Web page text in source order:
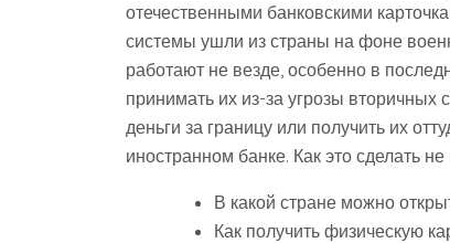
отечественными банковскими
системы ушли из страны на фоне
работают не везде, особенно в
принимать их из-за угрозы вторичных
деньги за границу или получить их
иностранном банке. Как это сделать
В какой стране можно
Как получить физическую